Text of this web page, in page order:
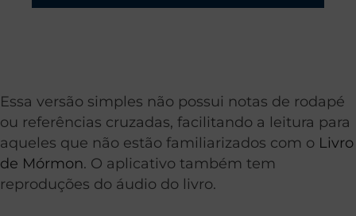
Essa versão simples não possui notas de rodapé
ou referências cruzadas, facilitando a leitura para
aqueles que não estão familiarizados com o Livro
de Mórmon. O aplicativo também tem
reproduções do áudio do livro.